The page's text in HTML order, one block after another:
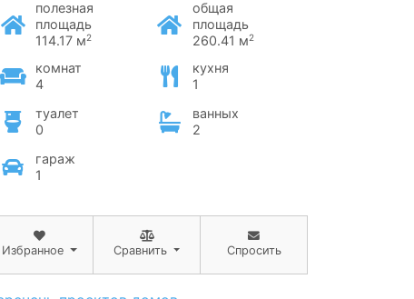
полезная
площадь
114.17 м2
общая
площадь
260.41 м2
комнат
4
кухня
1
туалет
0
ванных
2
гараж
1
Избранное Сравнить Спросить